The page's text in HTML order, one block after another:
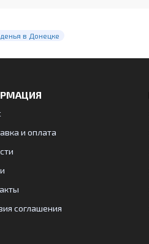
в Донецке
и оплата
соглашения